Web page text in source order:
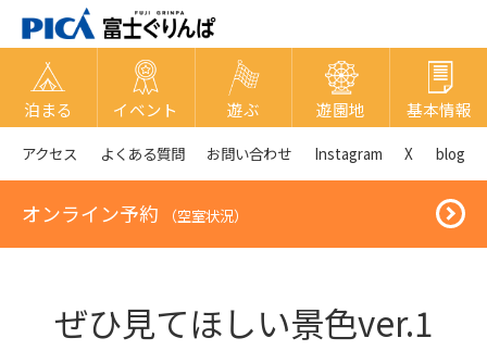
泊まる イベント 遊ぶ 遊園地 基本情報
アクセス よくある質問 お問い合わせ Instagram X blog
オンライン予約 （空室状況）
ぜひ見てほしい景色ver.1